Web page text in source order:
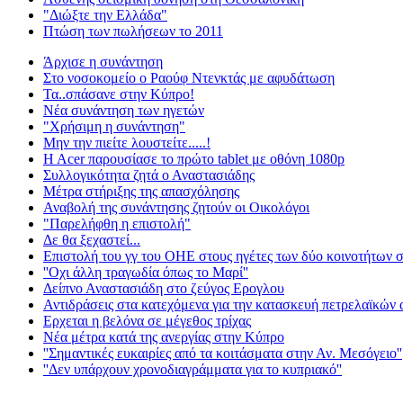
"Διώξτε την Ελλάδα"
Πτώση των πωλήσεων το 2011
Άρχισε η συνάντηση
Στο νοσοκομείο ο Ραούφ Ντενκτάς με αφυδάτωση
Τα..σπάσανε στην Κύπρο!
Νέα συνάντηση των ηγετών
"Χρήσιμη η συνάντηση"
Μην την πιείτε λουστείτε.....!
H Acer παρουσίασε το πρώτο tablet με οθόνη 1080p
Συλλογικότητα ζητά ο Αναστασιάδης
Μέτρα στήριξης της απασχόλησης
Αναβολή της συνάντησης ζητούν οι Οικολόγοι
"Παρελήφθη η επιστολή"
Δε θα ξεχαστεί...
Επιστολή του γγ του ΟΗΕ στους ηγέτες των δύο κοινοτήτων
''Οχι άλλη τραγωδία όπως το Μαρί''
Δείπνο Αναστασιάδη στο ζεύγος Ερογλου
Αντιδράσεις στα κατεχόμενα για την κατασκευή
Ερχεται η βελόνα σε μέγεθος τρίχας
Νέα μέτρα κατά της ανεργίας στην Κύπρο
''Σημαντικές ευκαιρίες από τα κοιτάσματα στην Αν. Μεσόγειο''
''Δεν υπάρχουν χρονοδιαγράμματα για το κυπριακό''